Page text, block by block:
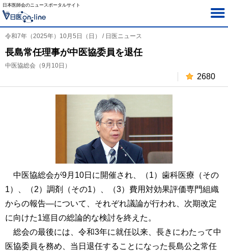
日本医師会のニュースポータルサイト
令和7年（2025年）10月5日（日） / 日医ニュース
長島常任理事が中医協委員を退任
中医協総会（9月10日）
2680
中医協総会が9月10日に開催され、（1）歯科医療（その
1）、（2）調剤（その1）、（3）費用対効果評価専門組織
からの報告―について、それぞれ議論が行われ、次期改定
に向けた1巡目の総論的な検討を終えた。
総会の最後には、令和3年に就任以来、長きにわたって中
医協委員を務め、当日退任することになった長島公之常任